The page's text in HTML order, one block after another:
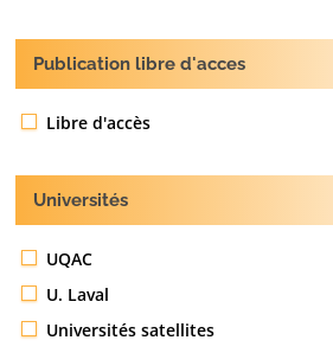
Publication libre d'acces
Libre d'accès
Universités
UQAC
U. Laval
Universités satellites